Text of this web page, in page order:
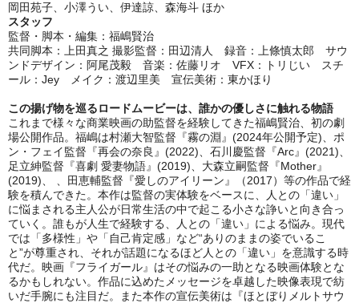
岡⽥苑⼦、⼩澤うい、伊達諒、森海⽃ ほか
スタッフ
監督・脚本・編集：福嶋賢治
共同脚本：上⽥真之 撮影監督：⽥辺清⼈ 録⾳：上條慎太郎 サウ
ンドデザイン：阿尾茂毅 ⾳楽：佐藤リオ VFX：トリじい スチ
ール：Jey メイク：渡辺⾥美 宣伝美術：東かほり
この揚げ物を巡るロードムービーは、誰かの優しさに触れる物語
これまで様々な商業映画の助監督を経験してきた福嶋賢治、初の劇
場公開作品。福嶋は村瀬大智監督『霧の淵』(2024年公開予定)、ポ
ン・フェイ監督『再会の奈良』(2022)、石川慶監督『Arc』(2021)、
足立紳監督『喜劇 愛妻物語』(2019)、大森立嗣監督『Mother』
(2019)、 、⽥恵輔監督『愛しのアイリーン』（2017）等の作品で経
験を積んできた。本作は監督の実体験をベースに、⼈との「違い」
に悩まされる主⼈公が日常生活の中で起こる小さな諍いと向き合っ
ていく。誰もが人生で経験する、人との「違い」による悩み。現代
では「多様性」や「自己肯定感」など“ありのままの姿でいるこ
と”が尊重され、それが話題になるほど人との「違い」を意識する時
代だ。映画『フライガール』はその悩みの一助となる映画体験とな
るかもしれない。作品に込めたメッセージを卓越した映像表現で紡
いだ手腕にも注目だ。また本作の宣伝美術は『ほとぼりメルトサウ